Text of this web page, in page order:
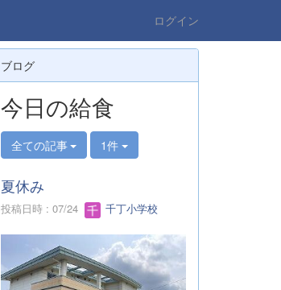
ログイン
ブログ
今日の給食
全ての記事 1件
夏休み
投稿日時 : 07/24 千丁小学校